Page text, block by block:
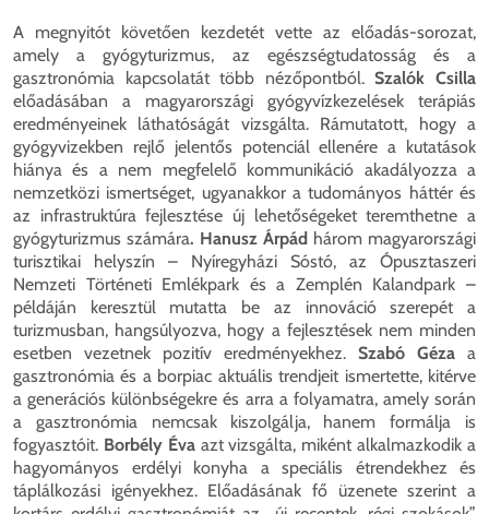
A megnyitót követően kezdetét vette az előadás-sorozat,
amely a gyógyturizmus, az egészségtudatosság és a
gasztronómia kapcsolatát több nézőpontból.Szalók Csilla
előadásában a magyarországi gyógyvízkezelések terápiás
eredményeinek láthatóságát vizsgálta. Rámutatott, hogy a
gyógyvizekben rejlő jelentős potenciál ellenére a kutatások
hiánya és a nem megfelelő kommunikáció akadályozza a
nemzetközi ismertséget, ugyanakkor a tudományos háttér és
az infrastruktúra fejlesztése új lehetőségeket teremthetne a
gyógyturizmus számára. Hanusz Árpád három magyarországi
turisztikai helyszín – Nyíregyházi Sóstó, az Ópusztaszeri
Nemzeti Történeti Emlékpark és a Zemplén Kalandpark –
példáján keresztül mutatta be az innováció szerepét a
turizmusban, hangsúlyozva, hogy a fejlesztések nem minden
esetben vezetnek pozitív eredményekhez. Szabó Géza a
gasztronómia és a borpiac aktuális trendjeit ismertette, kitérve
a generációs különbségekre és arra a folyamatra, amely során
a gasztronómia nemcsak kiszolgálja, hanem formálja is
fogyasztóit. Borbély Évaazt vizsgálta, miként alkalmazkodik a
hagyományos erdélyi konyha a speciális étrendekhez és
táplálkozási igényekhez. Előadásának fő üzenete szerint a